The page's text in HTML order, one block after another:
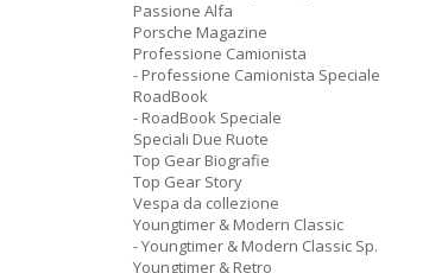
Passione Alfa
Porsche Magazine
Professione Camionista
- Professione Camionista Speciale
RoadBook
- RoadBook Speciale
Speciali Due Ruote
Top Gear Biografie
Top Gear Story
Vespa da collezione
Youngtimer & Modern Classic
- Youngtimer & Modern Classic Sp.
Youngtimer & Retro